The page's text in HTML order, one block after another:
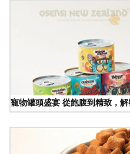
寵物罐頭盛宴 從飽腹到精致，